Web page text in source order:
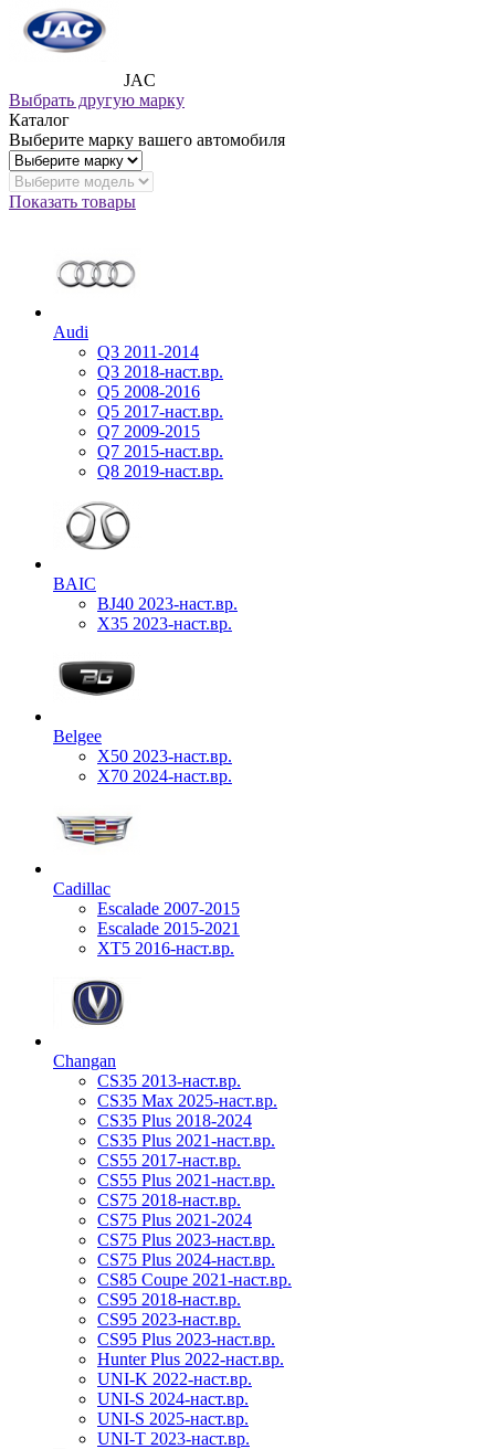
JAC
Выбрать другую марку
Каталог
Выберите марку вашего автомобиля
Показать товары
Audi
Q3 2011-2014
Q3 2018-наст.вр.
Q5 2008-2016
Q5 2017-наст.вр.
Q7 2009-2015
Q7 2015-наст.вр.
Q8 2019-наст.вр.
BAIC
BJ40 2023-наст.вр.
X35 2023-наст.вр.
Belgee
X50 2023-наст.вр.
X70 2024-наст.вр.
Cadillac
Escalade 2007-2015
Escalade 2015-2021
XT5 2016-наст.вр.
Changan
CS35 2013-наст.вр.
CS35 Max 2025-наст.вр.
CS35 Plus 2018-2024
CS35 Plus 2021-наст.вр.
CS55 2017-наст.вр.
CS55 Plus 2021-наст.вр.
CS75 2018-наст.вр.
CS75 Plus 2021-2024
CS75 Plus 2023-наст.вр.
CS75 Plus 2024-наст.вр.
CS85 Coupe 2021-наст.вр.
CS95 2018-наст.вр.
CS95 2023-наст.вр.
CS95 Plus 2023-наст.вр.
Hunter Plus 2022-наст.вр.
UNI-K 2022-наст.вр.
UNI-S 2024-наст.вр.
UNI-S 2025-наст.вр.
UNI-T 2023-наст.вр.